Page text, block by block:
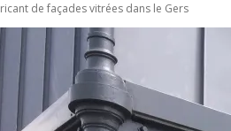
de façades vitrées dans le Gers